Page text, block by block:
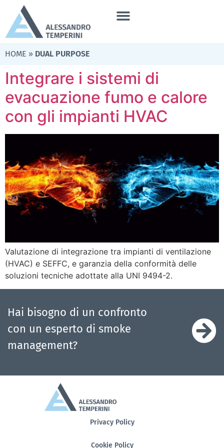
HOME » DUAL PURPOSE
Integrare i sistemi di
evacuazione fumo e calore
con gli impianti HVAC
Valutazione di integrazione tra impianti di ventilazione
(HVAC) e SEFFC, e garanzia della conformità delle
soluzioni tecniche adottate alla UNI 9494-2.
Hai bisogno di un confronto
con un esperto di smoke
management?
Privacy Policy
Cookie Policy